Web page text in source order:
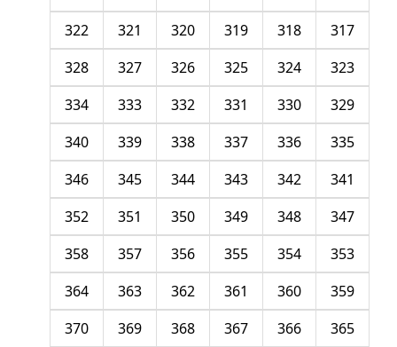
317
318
319
320
321
322
323
324
325
326
327
328
329
330
331
332
333
334
335
336
337
338
339
340
341
342
343
344
345
346
347
348
349
350
351
352
353
354
355
356
357
358
359
360
361
362
363
364
365
366
367
368
369
370